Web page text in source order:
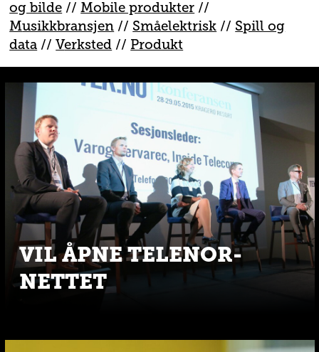
og bilde //Mobile produkter //
Musikkbransjen // Småelektrisk // Spill og
data //Verksted // Produkt
VIL ÅPNE TELENOR-
NETTET